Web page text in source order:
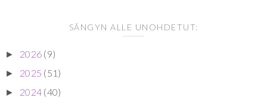
SÄNGYN ALLE UNOHDETUT:
► 2026 (9)
► 2025 (51)
► 2024 (40)